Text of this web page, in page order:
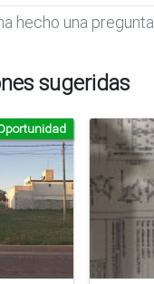
hecho una pregunta...
sugeridas